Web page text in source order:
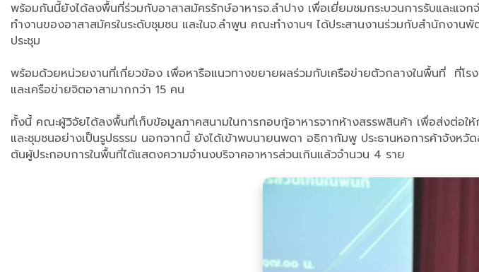
พร้อมกันนี้ยังได้ลงพื้นที่ร่วมกับอาสาสมัครรักษ์อาหารจ.ลำปาง เพื่อเยี่ยมชมกระบวนการรับและแจก
ทำงานของอาสาสมัครในระดับชุมชน ​และในจ.ลำพูน คณะทำงานฯ ได้ประสานงานร่วมกับสำนักง
ประชุม
พร้อมด้วยหน่วยงานที่เกี่ยวข้อง เพื่อหารือแนวทางขยายผลร่วมกับเครือข่ายตัวกลางในพื้นที่ ที่โ
และเครือข่ายจิตอาสามากกว่า 15 คน
ทั้งนี้ คณะผู้วิจัยได้ลงพื้นที่เก็บข้อมูลภาคสนามในการกอบกู้อาหารจากห้างสรรพสินค้า เพื่อส่งต่อใ
และชุมชนอย่างเป็นรูปธรรม นอกจากนี้ ยังได้เข้าพบนายนพดา อธิกากัมพู ประธานหอการค้าจังห
ต้นผู้ประกอบการในพื้นที่ได้แสดงความจำนงบริจาคอาหารส่วนเกินแล้วจำนวน 4 ราย